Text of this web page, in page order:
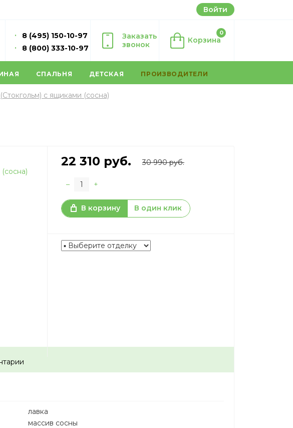
Войти
Корзина
0
Заказать
звонок
8 (495) 150-10-97
8 (800) 333-10-97
СПАЛЬНЯ ДЕТСКАЯ ПРОИЗВОДИТЕЛИ
с ящиками (сосна)
22 310 руб. 30 990 руб.
– +
В корзину В один клик
лавка
массив сосны